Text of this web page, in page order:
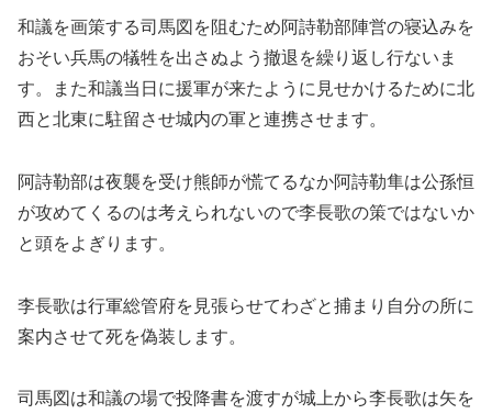
和議を画策する司馬図を阻むため阿詩勒部陣営の寝込みを
おそい兵馬の犠牲を出さぬよう撤退を繰り返し行ないま
す。また和議当日に援軍が来たように見せかけるために北
西と北東に駐留させ城内の軍と連携させます。
阿詩勒部は夜襲を受け熊師が慌てるなか阿詩勒隼は公孫恒
が攻めてくるのは考えられないので李長歌の策ではないか
と頭をよぎります。
李長歌は行軍総管府を見張らせてわざと捕まり自分の所に
案内させて死を偽装します。
司馬図は和議の場で投降書を渡すが城上から李長歌は矢を